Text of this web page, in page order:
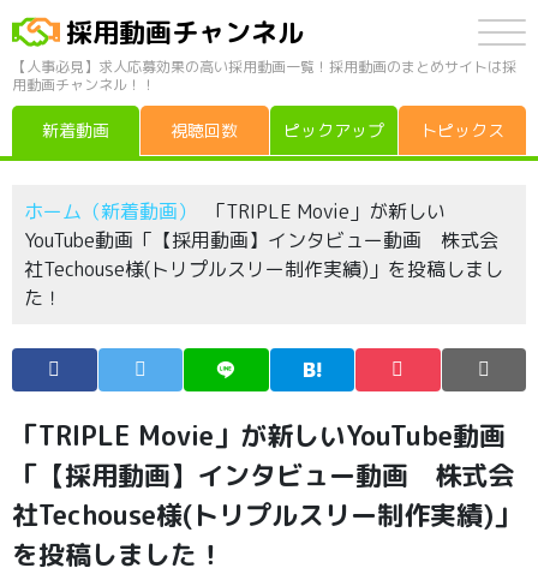
採用動画チャンネル
【人事必見】求人応募効果の高い採用動画一覧！採用動画のまとめサイトは採
用動画チャンネル！！
新着動画 視聴回数 ピックアップ トピックス
ホーム（新着動画）
「TRIPLE Movie」が新しい
YouTube動画「【採用動画】インタビュー動画 株式会
社Techouse様(トリプルスリー制作実績)」を投稿しまし
た！
「TRIPLE Movie」が新しいYouTube動画
「【採用動画】インタビュー動画 株式会
社Techouse様(トリプルスリー制作実績)」
を投稿しました！